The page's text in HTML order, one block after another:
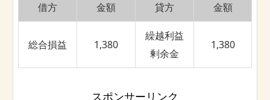
借方 金額 貸方 金額
総合損益 1,380
繰越利益
剰余金
1,380
スポンサーリンク